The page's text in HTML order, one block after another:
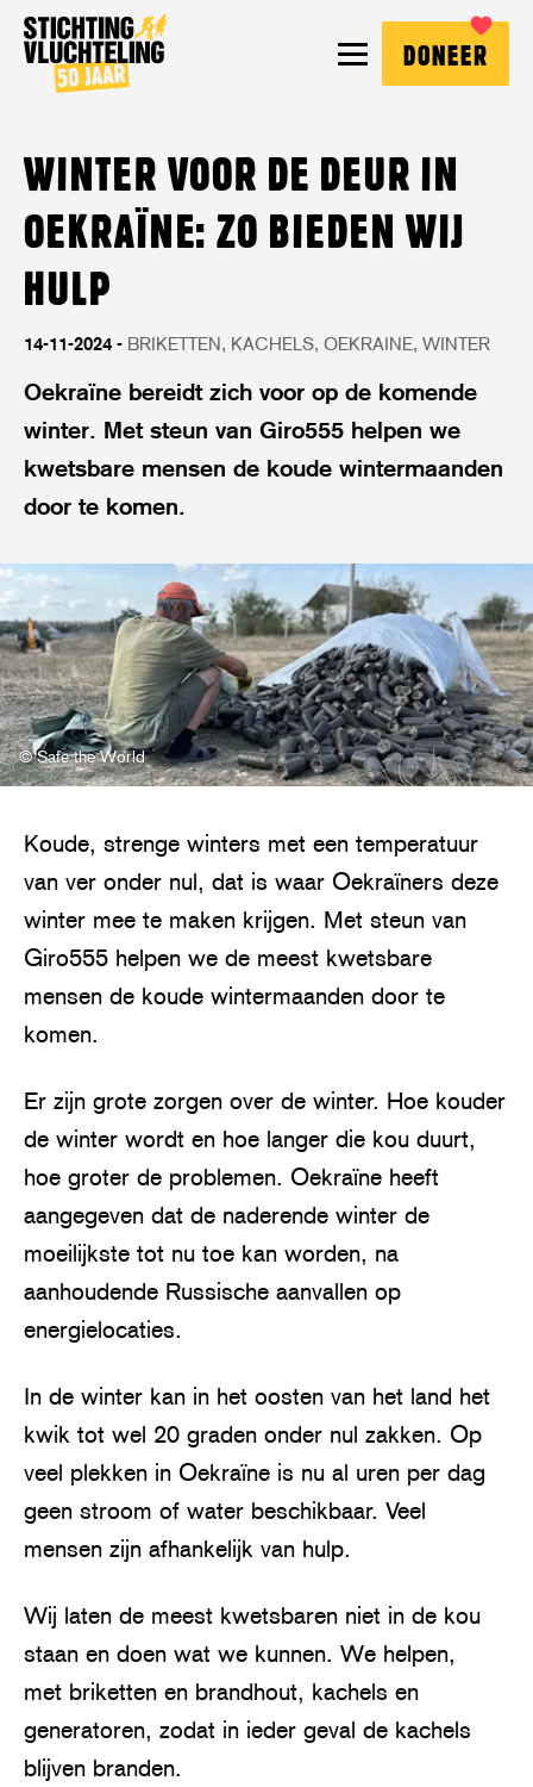
DONEER
WINTER VOOR DE DEUR IN
OEKRAÏNE: ZO BIEDEN WIJ
HULP
14-11-2024 BRIKETTEN KACHELS OEKRAINE WINTER
Oekraïne bereidt zich voor op de komende
winter. Met steun van Giro555 helpen we
kwetsbare mensen de koude wintermaanden
door te komen.
© Safe the World
Koude, strenge winters met een temperatuur
van ver onder nul, dat is waar Oekraïners deze
winter mee te maken krijgen. Met steun van
Giro555 helpen we de meest kwetsbare
mensen de koude wintermaanden door te
komen.
Er zijn grote zorgen over de winter. Hoe kouder
de winter wordt en hoe langer die kou duurt,
hoe groter de problemen. Oekraïne heeft
aangegeven dat de naderende winter de
moeilijkste tot nu toe kan worden, na
aanhoudende Russische aanvallen op
energielocaties.
In de winter kan in het oosten van het land het
kwik tot wel 20 graden onder nul zakken. Op
veel plekken in Oekraïne is nu al uren per dag
geen stroom of water beschikbaar. Veel
mensen zijn afhankelijk van hulp.
Wij laten de meest kwetsbaren niet in de kou
staan en doen wat we kunnen. We helpen,
met briketten en brandhout, kachels en
generatoren, zodat in ieder geval de kachels
blijven branden.